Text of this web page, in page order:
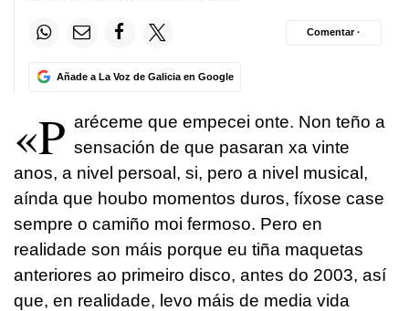
Añade a La Voz de Galicia en Google
Comentar ·
«P aréceme que empecei onte. Non teño a
sensación de que pasaran xa vinte
anos, a nivel persoal, si, pero a nivel musical,
aínda que houbo momentos duros, fíxose case
sempre o camiño moi fermoso. Pero en
realidade son máis porque eu tiña maquetas
anteriores ao primeiro disco, antes do 2003, así
que, en realidade, levo máis de media vida